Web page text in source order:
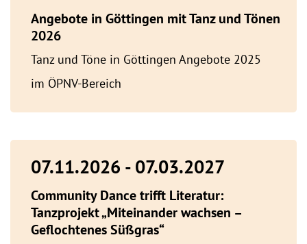
Angebote in Göttingen mit Tanz und Tönen
2026
Tanz und Töne in Göttingen Angebote 2025
im ÖPNV-Bereich
07.11.2026 - 07.03.2027
Community Dance trifft Literatur:
Tanzprojekt „Miteinander wachsen –
Geflochtenes Süßgras“